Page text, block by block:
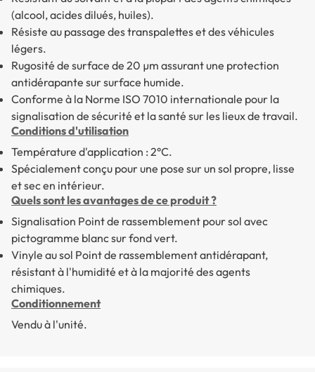
(alcool, acides dilués, huiles).
Résiste au passage des transpalettes et des véhicules
légers.
Rugosité de surface de 20 µm assurant une protection
antidérapante sur surface humide.
Conforme à la Norme ISO 7010 internationale pour la
signalisation de sécurité et la santé sur les lieux de travail.
Conditions d'utilisation
Température d'application : 2°C.
Spécialement conçu pour une pose sur un sol propre, lisse
et sec en intérieur.
Quels sont les avantages de ce produit ?
Signalisation Point de rassemblement pour sol avec
pictogramme blanc sur fond vert.
Vinyle au sol Point de rassemblementantidérapant,
résistant à l'humidité et à la majorité des agents
chimiques.
Conditionnement
Vendu à l'unité.